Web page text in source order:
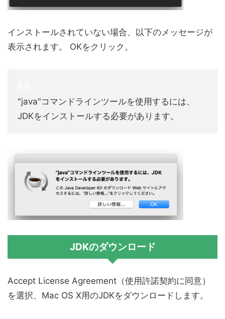
インストールされていない場合、以下のメッセージが
表示されます。 OKをクリック。
"java"コマンドラインツールを使用するには、
JDKをインストールする必要があります。
JDKのダウンロード
Accept License Agreement（使用許諾契約に同意）
を選択、Mac OS X用のJDKをダウンロードします。